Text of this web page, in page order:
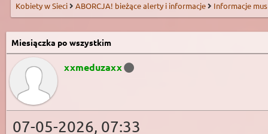
Kobiety w Sieci ABORCJA! bieżące alerty i informacje Informacje
Miesiączka po wszystkim
xxmeduzaxx
07-05-2026, 07:33